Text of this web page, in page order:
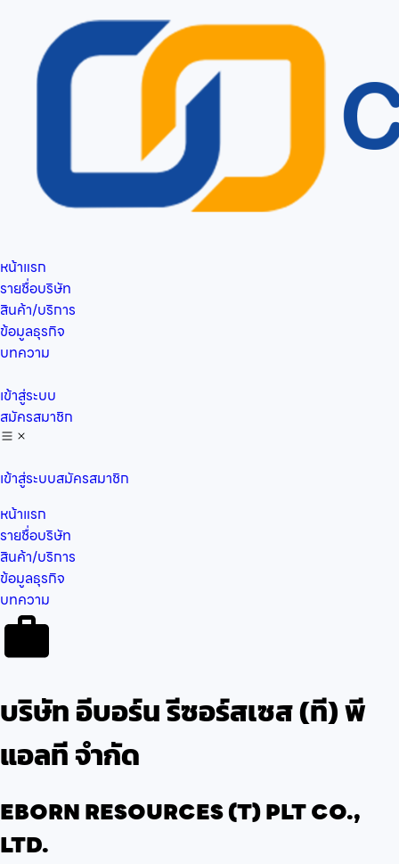
หน้าแรก
รายชื่อบริษัท
สินค้า/บริการ
ข้อมูลธุรกิจ
บทความ
เข้าสู่ระบบ
สมัครสมาชิก
เข้าสู่ระบบสมัครสมาชิก
หน้าแรก
รายชื่อบริษัท
สินค้า/บริการ
ข้อมูลธุรกิจ
บทความ
บริษัท อีบอร์น รีซอร์สเซส (ที) พี
แอลที จำกัด
EBORN RESOURCES (T) PLT CO.,
LTD.